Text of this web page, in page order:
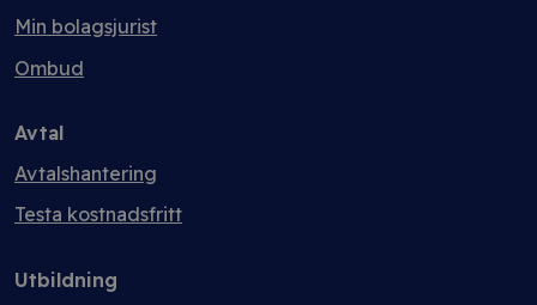
Min bolagsjurist
Ombud
Avtal
Avtalshantering
Testa kostnadsfritt
Utbildning